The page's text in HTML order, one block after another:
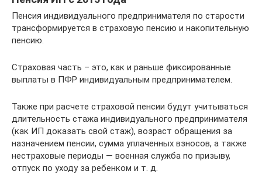
Пенсия индивидуального предпринимателя по старости
трансформируется в страховую пенсию и накопительную
пенсию.
Страховая часть – это, как и раньше фиксированные
выплаты в ПФР индивидуальным предпринимателем.
Также при расчете страховой пенсии будут учитываться
длительность стажа индивидуального предпринимателя
(как ИП доказать свой стаж), возраст обращения за
назначением пенсии, сумма уплаченных взносов, а также
нестраховые периоды — военная служба по призыву,
отпуск по уходу за ребенком и т. д.